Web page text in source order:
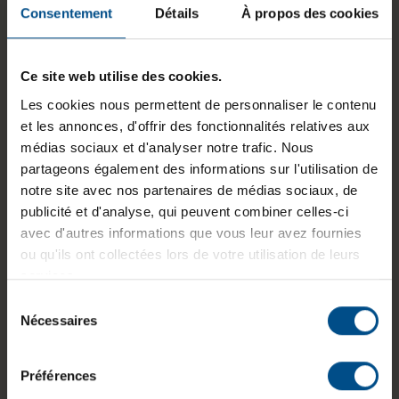
Consentement Détails À propos des cookies
Ce site web utilise des cookies.
Les cookies nous permettent de personnaliser le contenu
et les annonces, d'offrir des fonctionnalités relatives aux
médias sociaux et d'analyser notre trafic. Nous
partageons également des informations sur l'utilisation de
notre site avec nos partenaires de médias sociaux, de
publicité et d'analyse, qui peuvent combiner celles-ci
avec d'autres informations que vous leur avez fournies
ou qu'ils ont collectées lors de votre utilisation de leurs
services.
Nécessaires
Préférences
reconditionné conçu pour les usages
professionnels, la création de contenu et le
État: Reconditionné
GTIN/EAN : 3701157155854
Dimensions (L x l x H) :
Poids : 1,6 kg